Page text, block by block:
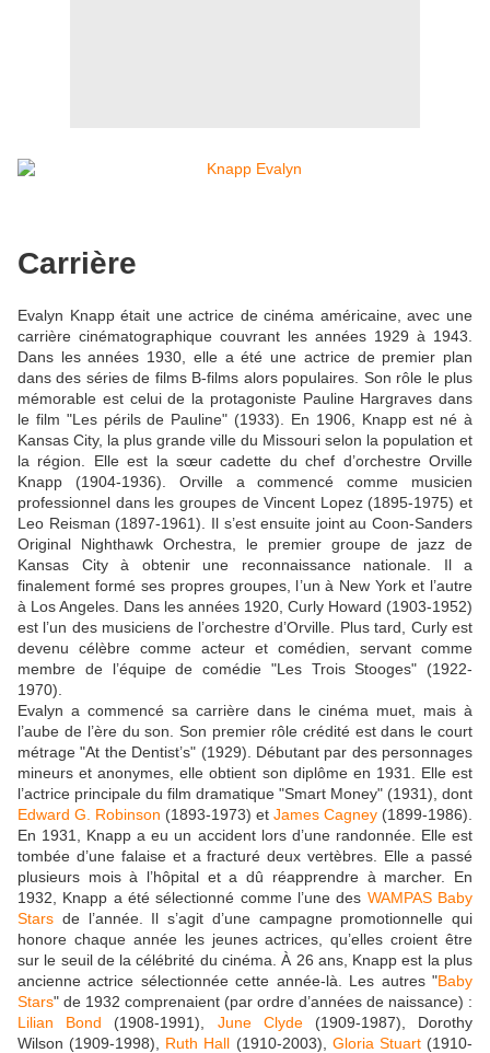
Carrière
Evalyn Knapp était une actrice de cinéma américaine, avec une
carrière cinématographique couvrant les années 1929 à 1943.
Dans les années 1930, elle a été une actrice de premier plan
dans des séries de films B-films alors populaires. Son rôle le plus
mémorable est celui de la protagoniste Pauline Hargraves dans
le film "Les périls de Pauline" (1933). En 1906, Knapp est né à
Kansas City, la plus grande ville du Missouri selon la population et
la région. Elle est la sœur cadette du chef d’orchestre Orville
Knapp (1904-1936). Orville a commencé comme musicien
professionnel dans les groupes de Vincent Lopez (1895-1975) et
Leo Reisman (1897-1961). Il s’est ensuite joint au Coon-Sanders
Original Nighthawk Orchestra, le premier groupe de jazz de
Kansas City à obtenir une reconnaissance nationale. Il a
finalement formé ses propres groupes, l’un à New York et l’autre
à Los Angeles. Dans les années 1920, Curly Howard (1903-1952)
est l’un des musiciens de l’orchestre d’Orville. Plus tard, Curly est
devenu célèbre comme acteur et comédien, servant comme
membre de l’équipe de comédie "Les Trois Stooges" (1922-
1970).
Evalyn a commencé sa carrière dans le cinéma muet, mais à
l’aube de l’ère du son. Son premier rôle crédité est dans le court
métrage "At the Dentist’s" (1929). Débutant par des personnages
mineurs et anonymes, elle obtient son diplôme en 1931. Elle est
l’actrice principale du film dramatique "Smart Money" (1931), dont
Edward G. Robinson (1893-1973) et James Cagney (1899-1986).
En 1931, Knapp a eu un accident lors d’une randonnée. Elle est
tombée d’une falaise et a fracturé deux vertèbres. Elle a passé
plusieurs mois à l’hôpital et a dû réapprendre à marcher. En
1932, Knapp a été sélectionné comme l’une des WAMPAS Baby
Stars de l’année. Il s’agit d’une campagne promotionnelle qui
honore chaque année les jeunes actrices, qu’elles croient être
sur le seuil de la célébrité du cinéma. À 26 ans, Knapp est la plus
ancienne actrice sélectionnée cette année-là. Les autres "Baby
Stars" de 1932 comprenaient (par ordre d’années de naissance) :
Lilian Bond (1908-1991), June Clyde(1909-1987), Dorothy
Wilson (1909-1998), Ruth Hall (1910-2003), Gloria Stuart(1910-